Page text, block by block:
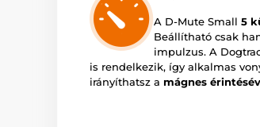
A D-Mute Small 5
Beállítható csak
impulzus. A
is rendelkezik, így alkalmas
irányíthatsz a mágnes